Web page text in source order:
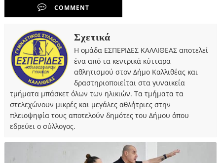
COMMENT
Σχετικά
Η ομάδα ΕΣΠΕΡΙΔΕΣ ΚΑΛΛΙΘΕΑΣ αποτελεί
ένα από τα κεντρικά κύτταρα
αθλητισμού στον Δήμο Καλλιθέας και
δραστηριοποιείται στα γυναικεία
τμήματα μπάσκετ όλων των ηλικιών. Τα τμήματα τα
στελεχώνουν μικρές και μεγάλες αθλήτριες στην
πλειοψηφία τους αποτελούν δημότες του Δήμου όπου
εδρεύει ο σύλλογος.